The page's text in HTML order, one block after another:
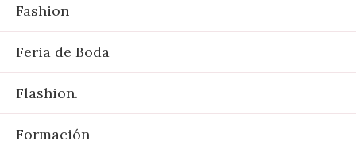
Fashion
Feria de Boda
Flashion.
Formación